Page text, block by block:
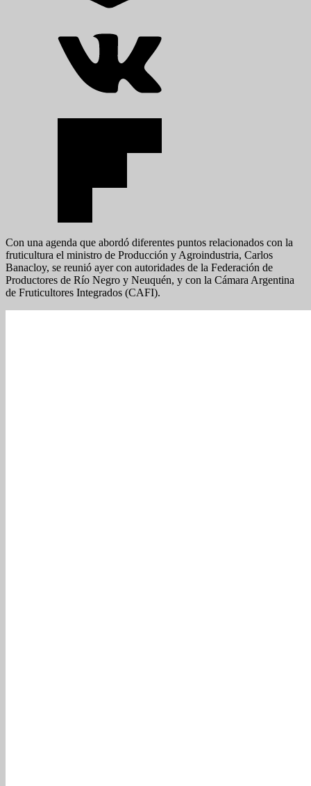
Con una agenda que abordó diferentes puntos relacionados con la
fruticultura el ministro de Producción y Agroindustria, Carlos
Banacloy, se reunió ayer con autoridades de la Federación de
Productores de Río Negro y Neuquén, y con la Cámara Argentina
de Fruticultores Integrados (CAFI).